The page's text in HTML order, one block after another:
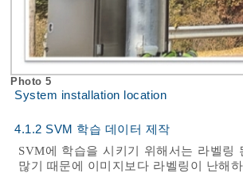
Photo 5
System installation location
4.1.2 SVM 학습 데이터 제작
SVM에 학습을 시키기 위해서는 라벨링
많기 때문에 이미지보다 라벨링이 난해